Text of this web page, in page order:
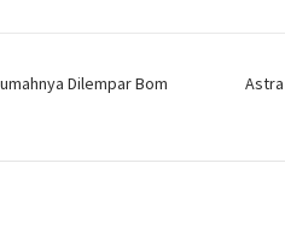
Dilempar Bom